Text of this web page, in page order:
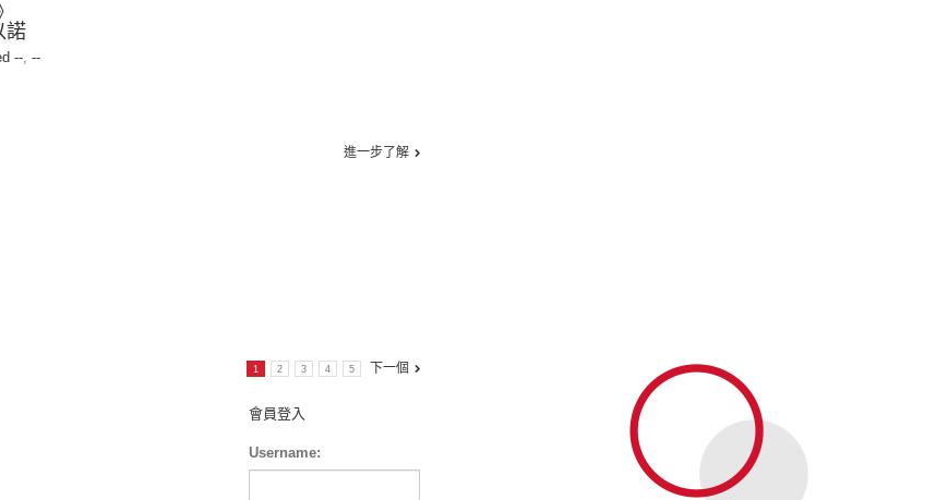
諾
--, --
進一步了解
1 2 3 4 5 下一個
會員登入
Username: